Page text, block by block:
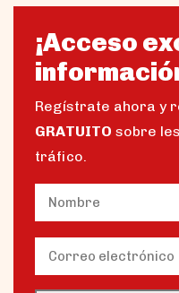
¡Acceso
Regístrate ahora y
GRATUITO sobre
tráfico.
Name (Obligatorio)
Nombre
Email (Obligatorio)